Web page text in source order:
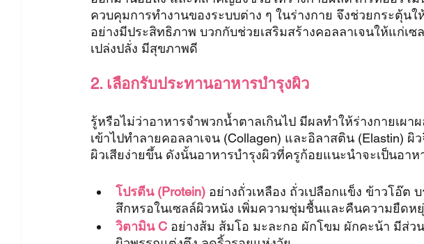
ควบคุมการทำงานของระบบต่าง ๆ ในร่างกาย จึงช่วยกระตุ้นใ
อย่างมีประสิทธิภาพ บวกกับช่วยเสริมสร้างคอลลาเจนให้แก่เซ
เปล่งปลั่ง มีสุขภาพดี
2. เลือกรับประทานอาหารบำรุงผิว
รู้หรือไม่ว่าอาหารจำพวกน้ำตาลเกินไป มีผลทำให้ร่างกายเผ
เข้าไปทำลายคอลลาเจน (Collagen) และอิลาสติน (Elastin) ผิ
ผิวเสียง่ายขึ้น ดังนั้นอาหารบำรุงผิวที่ครูก้อยแนะนำจะเป็นอา
โปรตีน (Protein) อย่างถั่วเหลือง ถั่วเปลือกแข็ง ข้าวโอ๊ต
สึกหรอในเซลล์ผิวหนัง เพิ่มความชุ่มชื้นและคืนความยืดห
วิตามิน C อย่างส้ม ส้มโอ มะละกอ ผักโขม ผักคะน้า มีส่ว